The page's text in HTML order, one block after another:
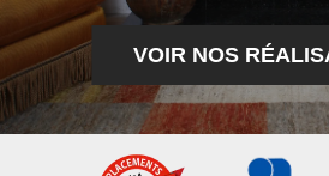
VOIR NOS